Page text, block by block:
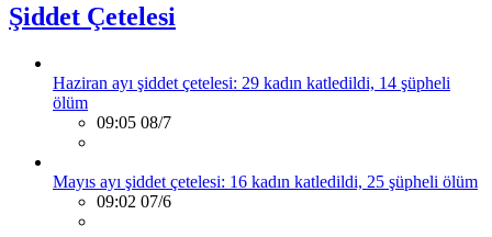
Şiddet Çetelesi
Haziran ayı şiddet çetelesi: 29 kadın katledildi, 14 şüpheli
ölüm
09:05 08/7
Mayıs ayı şiddet çetelesi: 16 kadın katledildi, 25 şüpheli ölüm
09:02 07/6